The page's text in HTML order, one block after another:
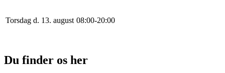
Torsdag d. 13. august 08:00-20:00
Du finder os her